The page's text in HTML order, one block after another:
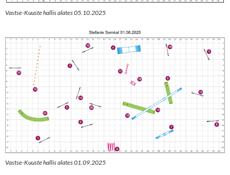
Vastse-Kuuste hallis alates 05.10.2025
Vastse-Kuuste hallis alates 01.09.2025